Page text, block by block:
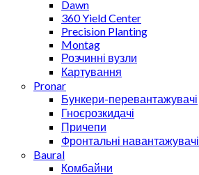
Dawn
360 Yield Center
Precision Planting
Montag
Розчинні вузли
Картування
Pronar
Бункери-перевантажувачі
Гноєрозкидачі
Причепи
Фронтальні навантажувачі
Baural
Комбайни